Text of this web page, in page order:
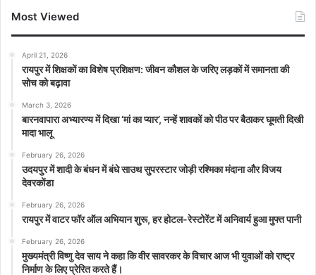
Most Viewed
April 21, 2026
रायपुर में शिक्षकों का विशेष प्रशिक्षण: जीवन कौशल के जरिए लड़कों में समानता की
सोच को बढ़ावा
March 3, 2026
बारनवापारा अभ्यारण्य में दिखा ‘मां का प्यार’, नन्हें शावकों को पीठ पर बैठाकर घूमती दिखी
मादा भालू
February 26, 2026
उदयपुर में शादी के बंधन में बंधे साउथ सुपरस्टार जोड़ी रश्मिका मंदाना और विजय
देवरकोंडा
February 26, 2026
रायपुर में वाटर फॉर ऑल अभियान शुरू, हर होटल-रेस्टोरेंट में अनिवार्य हुआ मुफ्त पानी
February 26, 2026
मुख्यमंत्री विष्णु देव साय ने कहा कि वीर सावरकर के विचार आज भी युवाओं को राष्ट्र
निर्माण के लिए प्रेरित करते हैं।